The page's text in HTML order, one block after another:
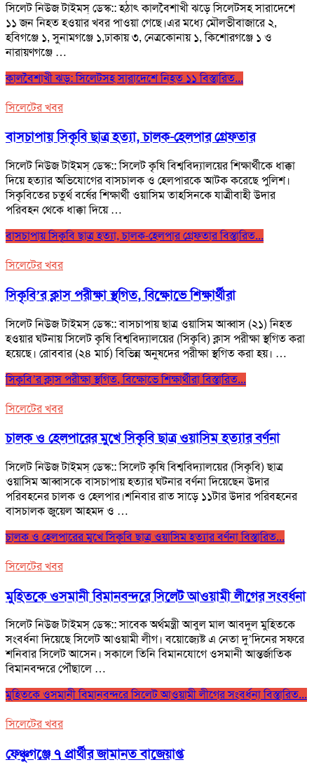
সিলেট নিউজ টাইমস্ ডেস্ক:: হঠাৎ কালবৈশাখী ঝড়ে সিলেটসহ সারাদেশে
১১ জন নিহত হওয়ার খবর পাওয়া গেছে।এর মধ্যে মৌলভীবাজারে ২,
হবিগঞ্জে ১, সুনামগঞ্জে ১,ঢাকায় ৩, নেত্রকোনায় ১, কিশোরগঞ্জে ১ ও
নারায়ণগঞ্জে …
কালবৈশাখী ঝড়: সিলেটসহ সারাদেশে নিহত ১১ বিস্তারিত...
সিলেটের খবর
বাসচাপায় সিকৃবি ছাত্র হত্যা, চালক-হেলপার গ্রেফতার
সিলেট নিউজ টাইমস্ ডেস্ক:: সিলেট কৃষি বিশ্ববিদ্যালয়ের শিক্ষার্থীকে ধাক্কা
দিয়ে হত্যার অভিযোগের বাসচালক ও হেলপারকে আটক করেছে পুলিশ।
সিকৃবিতের চতুর্থ বর্ষের শিক্ষার্থী ওয়াসিম তাহসিনকে যাত্রীবাহী উদার
পরিবহন থেকে ধাক্কা দিয়ে …
বাসচাপায় সিকৃবি ছাত্র হত্যা, চালক-হেলপার গ্রেফতারবিস্তারিত...
সিলেটের খবর
সিকৃবি’র ক্লাস পরীক্ষা স্থগিত, বিক্ষোভে শিক্ষার্থীরা
সিলেট নিউজ টাইমস্ ডেস্ক:: বাসচাপায় ছাত্র ওয়াসিম আব্বাস (২১) নিহত
হওয়ার ঘটনায় সিলেট কৃষি বিশ্ববিদ্যালয়ের (সিকৃবি) ক্লাস পরীক্ষা স্থগিত করা
হয়েছে। রোববার (২৪ মার্চ) বিভিন্ন অনুষদের পরীক্ষা স্থগিত করা হয়। …
সিকৃবি’র ক্লাস পরীক্ষা স্থগিত, বিক্ষোভে শিক্ষার্থীরাবিস্তারিত...
সিলেটের খবর
চালক ও হেলপারের মুখে সিকৃবি ছাত্র ওয়াসিম হত্যার বর্ণনা
সিলেট নিউজ টাইমস্ ডেস্ক:: সিলেট কৃষি বিশ্ববিদ্যালয়ের (সিকৃবি) ছাত্র
ওয়াসিম আব্বাসকে বাসচাপায় হত্যার ঘটনার বর্ণনা দিয়েছেন উদার
পরিবহনের চালক ও হেলপার।শনিবার রাত সাড়ে ১১টার উদার পরিবহনের
বাসচালক জুয়েল আহমদ ও …
চালক ও হেলপারের মুখে সিকৃবি ছাত্র ওয়াসিম হত্যার বর্ণনাবিস্তারিত...
সিলেটের খবর
মুহিতকে ওসমানী বিমানবন্দরে সিলেট আওয়ামী লীগের সংবর্ধনা
সিলেট নিউজ টাইমস্ ডেস্ক:: সাবেক অর্থমন্ত্রী আবুল মাল আবদুল মুহিতকে
সংবর্ধনা দিয়েছে সিলেট আওয়ামী লীগ। বয়োজ্যেষ্ট এ নেতা দু’দিনের সফরে
শনিবার সিলেট আসেন। সকালে তিনি বিমানযোগে ওসমানী আন্তর্জাতিক
বিমানবন্দরে পৌঁছালে …
মুহিতকে ওসমানী বিমানবন্দরে সিলেট আওয়ামী লীগের সংবর্ধনাবিস্তারিত...
সিলেটের খবর
ফেঞ্চুগঞ্জে ৭ প্রার্থীর জামানত বাজেয়াপ্ত